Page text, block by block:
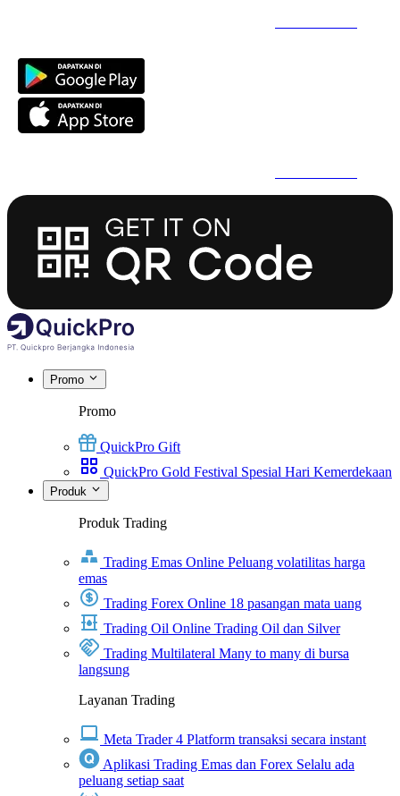
Promo
Promo
QuickPro Gift
QuickPro Gold Festival Spesial Hari Kemerdekaan
Produk
Produk Trading
Trading Emas Online Peluang volatilitas harga
emas
Trading Forex Online 18 pasangan mata uang
Trading Oil Online Trading Oil dan Silver
Trading Multilateral Many to many di bursa
langsung
Layanan Trading
Meta Trader 4 Platform transaksi secara instant
Aplikasi Trading Emas dan Forex Selalu ada
peluang setiap saat